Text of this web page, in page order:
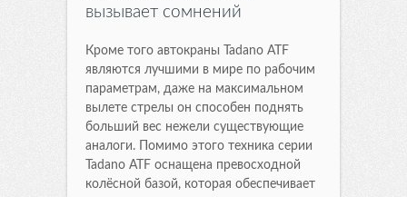
вызывает сомнений
Кроме того автокраны Tadano ATF
являются лучшими в мире по рабочим
параметрам, даже на максимальном
вылете стрелы он способен поднять
больший вес нежели существующие
аналоги. Помимо этого техника серии
Tadano ATF оснащена превосходной
колёсной базой, которая обеспечивает